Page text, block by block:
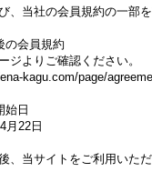
み"をご紹
違いま
、当社の会員規約の一部
の会員規約
ジよりご確認ください。
kagu.com/page/
始日
月22日
、当サイトをご利用いた